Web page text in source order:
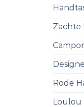
Zachte
Rode
Loulou